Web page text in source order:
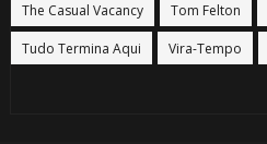
The Casual Vacancy Tom Felton
Tudo Termina Aqui Vira-Tempo